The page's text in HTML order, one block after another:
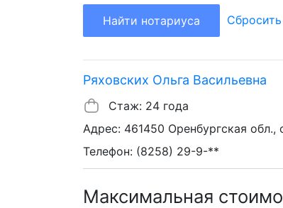
Найти нотариуса Сбросить
Ряховских Ольга Васильевна
Стаж: 24 года
Адрес: 461450 Оренбургская
Телефон: (8258) 29-9-**
Максимальная